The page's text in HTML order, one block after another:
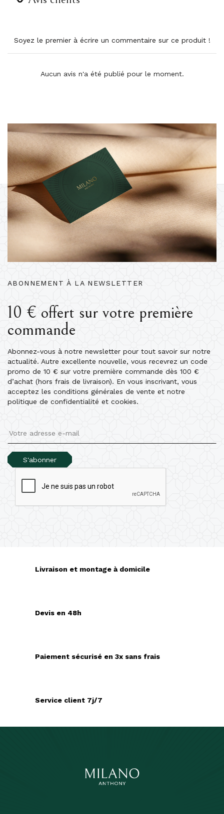
Soyez le premier à écrire un commentaire sur ce produit !
Aucun avis n'a été publié pour le moment.
ABONNEMENT À LA NEWSLETTER
10 € offert sur votre première
commande
Abonnez-vous à notre newsletter pour tout savoir sur notre
actualité. Autre excellente nouvelle, vous recevrez un code
promo de 10 € sur votre première commande dès 100 €
d’achat (hors frais de livraison). En vous inscrivant, vous
acceptez les conditions générales de vente et notre
politique de confidentialité et cookies.
S'abonner
Livraison et montage à domicile
Devis en 48h
Paiement sécurisé en 3x sans frais
Service client 7j/7